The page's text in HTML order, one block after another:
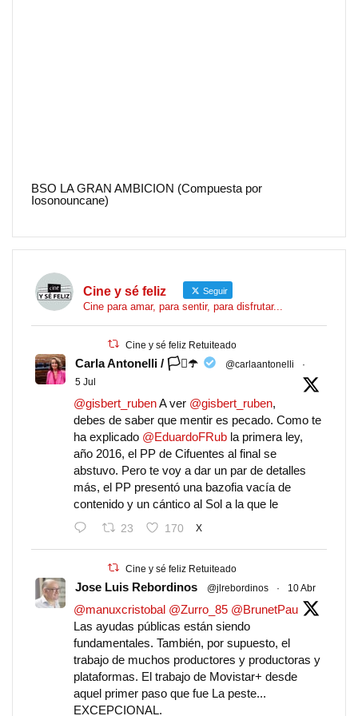
BSO LA GRAN AMBICION (Compuesta por
Iosonouncane)
Cine y sé feliz Seguir
Cine para amar, para sentir, para disfrutar...
Cine y sé feliz Retuiteado
Carla Antonelli / 🏳️‍⚧️☂️ @carlaantonelli
·
5 Jul
@gisbert_rubenA ver @gisbert_ruben,
debes de saber que mentir es pecado. Como te
ha explicado @EduardoFRubla primera ley,
año 2016, el PP de Cifuentes al final se
abstuvo. Pero te voy a dar un par de detalles
más, el PP presentó una bazofia vacía de
contenido y un cántico al Sol a la que le
23 170 X
Cine y sé feliz Retuiteado
Jose Luis Rebordinos @jlrebordinos · 10 Abr
@manuxcristobal @Zurro_85 @BrunetPau
Las ayudas públicas están siendo
fundamentales. También, por supuesto, el
trabajo de muchos productores y productoras y
plataformas. El trabajo de Movistar+ desde
aquel primer paso que fue La peste...
EXCEPCIONAL.